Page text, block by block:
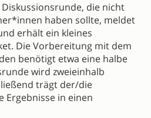
die nicht
haben sollte, meldet
erhält ein kleines
Die Vorbereitung mit dem
benötigt etwa eine halbe
wird zweieinhalb
trägt der/die
in einen